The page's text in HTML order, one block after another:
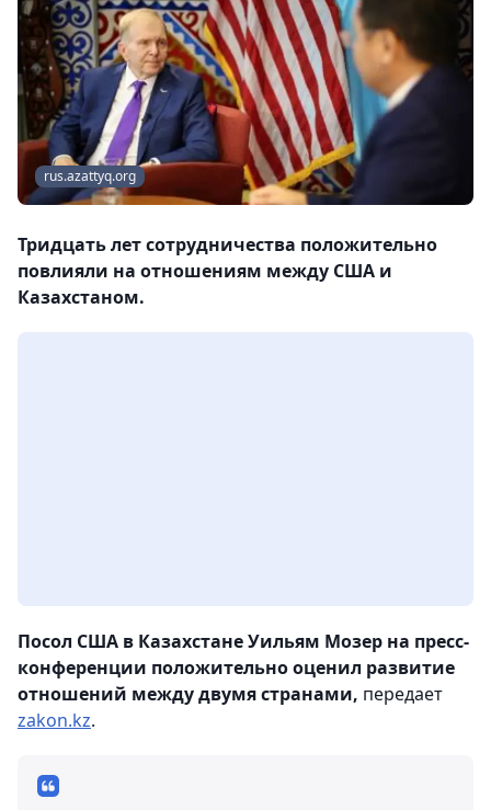
rus.azattyq.org
Тридцать лет сотрудничества положительно
повлияли на отношениям между США и
Казахстаном.
Посол США в Казахстане Уильям Мозер на пресс-
конференции положительно оценил развитие
отношений между двумя странами, передает
zakon.kz.